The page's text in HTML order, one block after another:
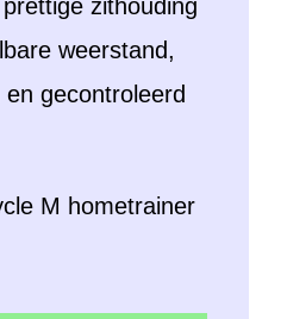
zithouding
weerstand,
gecontroleerd